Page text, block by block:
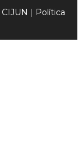
CIJUN | Política